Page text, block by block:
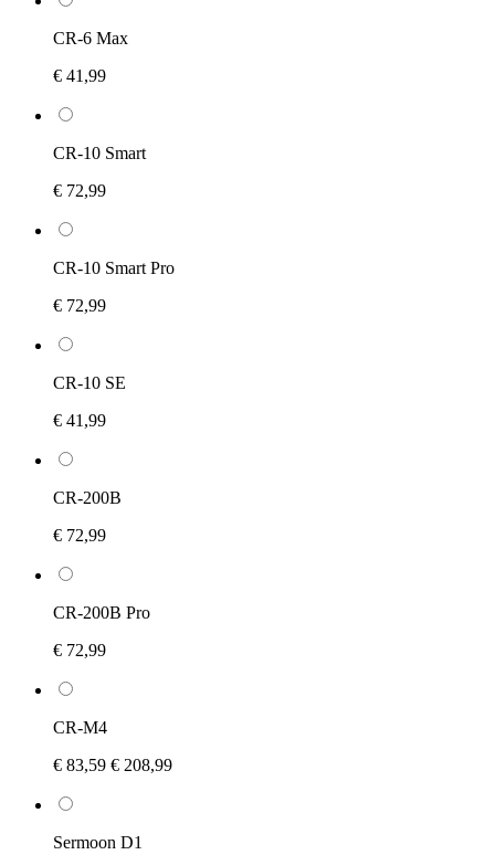
CR-6 Max
€ 41,99
CR-10 Smart
€ 72,99
CR-10 Smart Pro
€ 72,99
CR-10 SE
€ 41,99
CR-200B
€ 72,99
CR-200B Pro
€ 72,99
CR-M4
€ 83,59 € 208,99
Sermoon D1